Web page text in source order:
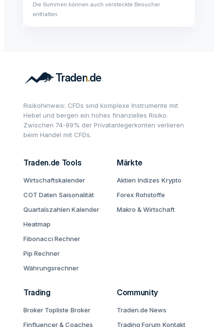
Die Summen können auch versteckte Besucher
enthalten.
Risikohinweis: CFDs sind komplexe Instrumente mit
Hebel und bergen ein hohes finanzielles Risiko.
Zwischen 74-89% der Privatanlegerkonten verlieren
beim Handel mit CFDs.
Traden.de Tools
Wirtschaftskalender
COT Daten Saisonalität
Quartalszahlen Kalender
Heatmap
Fibonacci Rechner
Pip Rechner
Währungsrechner
Märkte
Aktien Indizes Krypto
Forex Rohstoffe
Makro & Wirtschaft
Trading
Broker Topliste Broker
Finfluencer & Coaches
Community
Traden.de News
Trading Forum Kontakt